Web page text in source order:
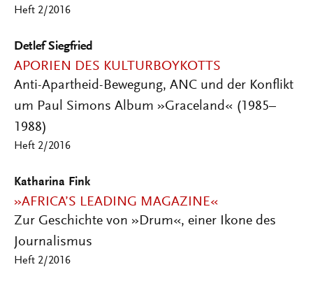
Heft 2/2016
Detlef Siegfried
APORIEN DES KULTURBOYKOTTS
Anti-Apartheid-Bewegung, ANC und der Konflikt
um Paul Simons Album »Graceland« (1985–
1988)
Heft 2/2016
Katharina Fink
»AFRICA’S LEADING MAGAZINE«
Zur Geschichte von »Drum«, einer Ikone des
Journalismus
Heft 2/2016